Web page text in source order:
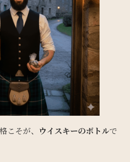
こそが、 ウイスキーのボトルで